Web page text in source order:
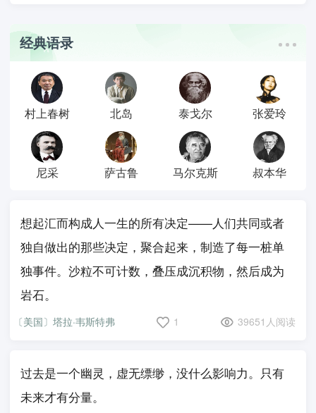
经典语录
村上春树 北岛 泰戈尔 张爱玲
尼采 萨古鲁 马尔克斯 叔本华
想起汇而构成人一生的所有决定——人们共同或者
独自做出的那些决定，聚合起来，制造了每一桩单
独事件。沙粒不可计数，叠压成沉积物，然后成为
岩石。
〔美国〕塔拉·韦斯特弗 1 39651人阅读
过去是一个幽灵，虚无缥缈，没什么影响力。只有
未来才有分量。